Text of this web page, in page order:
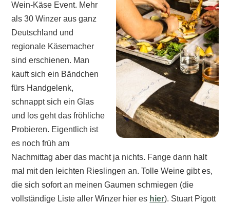
Wein-Käse Event. Mehr
als 30 Winzer aus ganz
Deutschland und
regionale Käsemacher
sind erschienen. Man
kauft sich ein Bändchen
fürs Handgelenk,
schnappt sich ein Glas
und los geht das fröhliche
Probieren. Eigentlich ist
es noch früh am
Nachmittag aber das macht ja nichts. Fange dann halt
mal mit den leichten Rieslingen an. Tolle Weine gibt es,
die sich sofort an meinen Gaumen schmiegen (die
vollständige Liste aller Winzer hier es hier). Stuart Pigott